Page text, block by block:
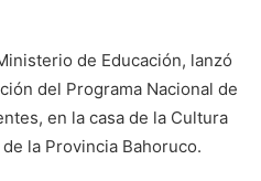
de Educación, lanzó
del Programa Nacional de
en la casa de la Cultura
la Provincia Bahoruco.